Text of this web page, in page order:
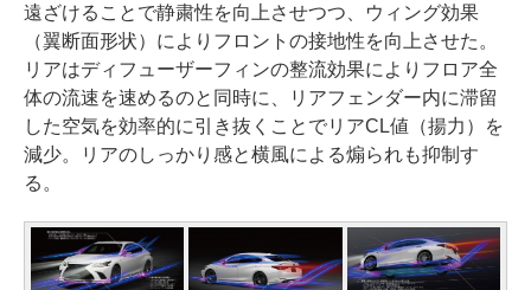
遠ざけることで静粛性を向上させつつ、ウィング効果
（翼断面形状）によりフロントの接地性を向上させた。
リアはディフューザーフィンの整流効果によりフロア全
体の流速を速めるのと同時に、リアフェンダー内に滞留
した空気を効率的に引き抜くことでリアCL値（揚力）を
減少。リアのしっかり感と横風による煽られも抑制す
る。